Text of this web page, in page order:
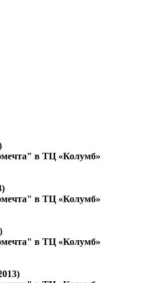
в ТЦ «Колумб»
в ТЦ «Колумб»
в ТЦ «Колумб»